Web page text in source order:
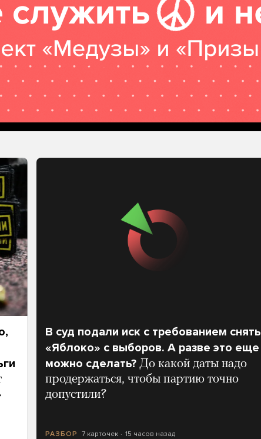
В суд подали иск с требованием снять
«Яблоко» с выборов. А разве это еще
можно сделать? До какой даты надо
продержаться, чтобы партию точно
допустили?
РАЗБОР 7 карточек 15 часов назад